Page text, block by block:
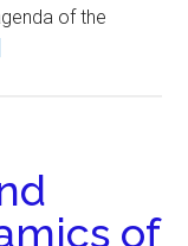
of the
of